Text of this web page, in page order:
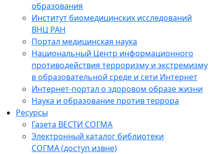
образования
Институт биомедицинских исследований
ВНЦ РАН
Портал медицинская наука
Национальный Центр информационного
противодействия терроризму и экстремизму
в образовательной среде и сети Интернет
Интернет-портал о здоровом образе жизни
Наука и образование против террора
Ресурсы
Газета ВЕСТИ СОГМА
Электронный каталог библиотеки
СОГМА (доступ извне)